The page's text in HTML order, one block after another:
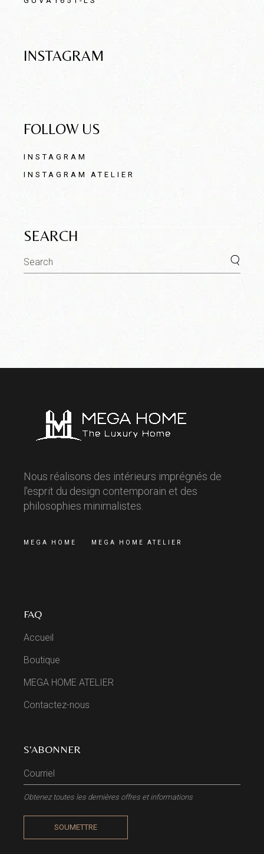
INSTAGRAM
FOLLOW US
INSTAGRAM
INSTAGRAM ATELIER
SEARCH
Search
for:
Nous réalisons des intérieurs imprégnés de
l'esprit du design contemporain et des
philosophies minimalistes.
MEGA HOME MEGA HOME ATELIER
FAQ
Accueil
Boutique
MEGA HOME ATELIER
Contactez-nous
S'ABONNER
Obtenez toutes les dernières offres et informations
SOUMETTRE